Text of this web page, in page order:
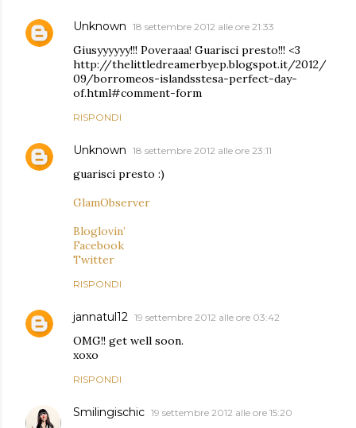
Unknown 18 settembre 2012 alle ore 21:33
Giusyyyyyy!!! Poveraaa! Guarisci presto!!! <3
http://thelittledreamerbyep.blogspot.it/2012/
09/borromeos-islandsstesa-perfect-day-
of.html#comment-form
RISPONDI
Unknown 18 settembre 2012 alle ore 23:11
guarisci presto :)
GlamObserver
Bloglovin’
Facebook
Twitter
RISPONDI
jannatul12 19 settembre 2012 alle ore 03:42
OMG!! get well soon.
xoxo
RISPONDI
Smilingischic 19 settembre 2012 alle ore 15:20